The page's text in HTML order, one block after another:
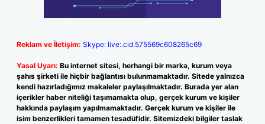
Reklam ve İletişim: Skype: live:.cid.575569c608265c69
Yasal Uyarı: Bu internet sitesi, herhangi bir marka, kurum veya
şahıs şirketi ile hiçbir bağlantısı bulunmamaktadır. Sitede yalnızca
kendi hazırladığımız makaleler paylaşılmaktadır. Burada yer alan
içerikler haber niteliği taşımamakta olup, gerçek kurum ve kişiler
hakkında paylaşım yapılmamaktadır. Gerçek kurum ve kişiler ile
isim benzerlikleri tamamen tesadüfidir. Sitemizdeki bilgiler taslak